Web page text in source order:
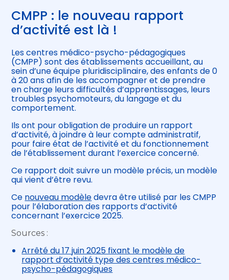
CMPP : le nouveau rapport
d’activité est là !
Les centres médico-psycho-pédagogiques
(CMPP) sont des établissements accueillant, au
sein d’une équipe pluridisciplinaire, des enfants de 0
à 20 ans afin de les accompagner et de prendre
en charge leurs difficultés d’apprentissages, leurs
troubles psychomoteurs, du langage et du
comportement.
Ils ont pour obligation de produire un rapport
d’activité, à joindre à leur compte administratif,
pour faire état de l’activité et du fonctionnement
de l’établissement durant l’exercice concerné.
Ce rapport doit suivre un modèle précis, un modèle
qui vient d’être revu.
Ce nouveau modèledevra être utilisé par les CMPP
pour l’élaboration des rapports d’activité
concernant l’exercice 2025.
Sources :
Arrêté du 17 juin 2025 fixant le modèle de
rapport d’activité type des centres médico-
psycho-pédagogiques